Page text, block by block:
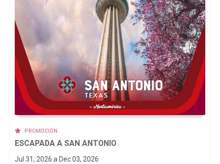
PROMOCIÓN
ESCAPADA A SAN ANTONIO
Jul 31, 2026 a Dec 03, 2026